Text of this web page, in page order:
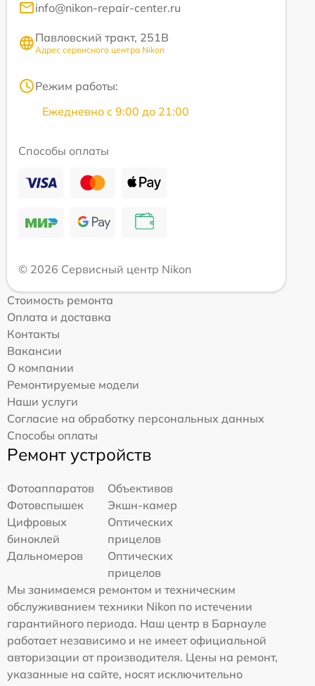
info@nikon-repair-center.ru
Павловский тракт, 251В
Адрес сервисного центра Nikon
Режим работы:
Ежедневно с 9:00 до 21:00
Способы оплаты
© 2026 Сервисный центр Nikon
Стоимость ремонта
Оплата и доставка
Контакты
Вакансии
О компании
Ремонтируемые модели
Наши услуги
Согласие на обработку персональных данных
Способы оплаты
Ремонт устройств
Фотоаппаратов
Объективов
Фотовспышек
Экшн-камер
Цифровых
биноклей
Оптических
прицелов
Дальномеров
Оптических
прицелов
Мы занимаемся ремонтом и техническим
обслуживанием техники Nikon по истечении
гарантийного периода. Наш центр в Барнауле
работает независимо и не имеет официальной
авторизации от производителя. Цены на ремонт,
указанные на сайте, носят исключительно